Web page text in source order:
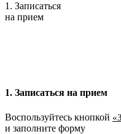
1. Записаться
на прием
1. Записаться на прием
Воспользуйтесь кнопкой
и заполните форму